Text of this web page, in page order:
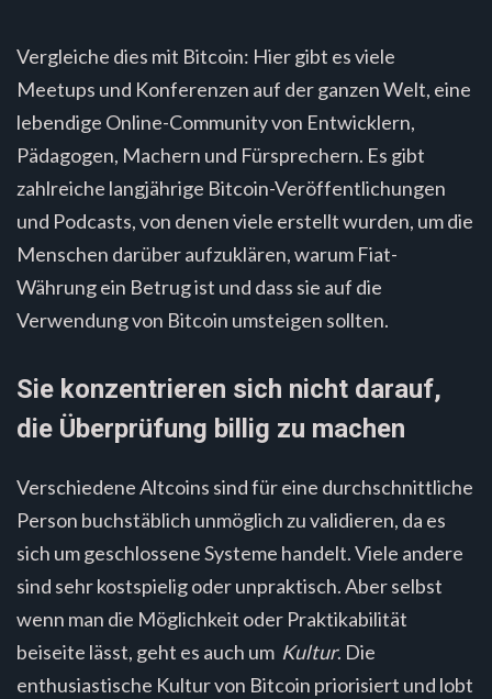
Vergleiche dies mit Bitcoin: Hier gibt es viele
Meetups und Konferenzen auf der ganzen Welt, eine
lebendige Online-Community von Entwicklern,
Pädagogen, Machern und Fürsprechern. Es gibt
zahlreiche langjährige Bitcoin-Veröffentlichungen
und Podcasts, von denen viele erstellt wurden, um die
Menschen darüber aufzuklären, warum Fiat-
Währung ein Betrug ist und dass sie auf die
Verwendung von Bitcoin umsteigen sollten.
Sie konzentrieren sich nicht darauf,
die Überprüfung billig zu machen
Verschiedene Altcoins sind für eine durchschnittliche
Person buchstäblich unmöglich zu validieren, da es
sich um geschlossene Systeme handelt. Viele andere
sind sehr kostspielig oder unpraktisch. Aber selbst
wenn man die Möglichkeit oder Praktikabilität
beiseite lässt, geht es auch um Kultur. Die
enthusiastische Kultur von Bitcoin priorisiert und lobt